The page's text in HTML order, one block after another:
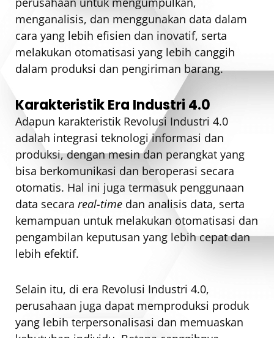
menganalisis, dan menggunakan data dalam
cara yang lebih efisien dan inovatif, serta
melakukan otomatisasi yang lebih canggih
dalam produksi dan pengiriman barang.
Karakteristik Era Industri 4.0
Adapun karakteristik Revolusi Industri 4.0
adalah integrasi teknologi informasi dan
produksi, dengan mesin dan perangkat yang
bisa berkomunikasi dan beroperasi secara
otomatis. Hal ini juga termasuk penggunaan
data secara real-time dan analisis data, serta
kemampuan untuk melakukan otomatisasi dan
pengambilan keputusan yang lebih cepat dan
lebih efektif.
Selain itu, di era Revolusi Industri 4.0,
perusahaan juga dapat memproduksi produk
yang lebih terpersonalisasi dan memuaskan